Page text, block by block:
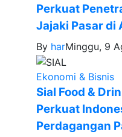
Perkuat
Jajaki Pasar di
By harMinggu, 9
Ekonomi & Bisnis
Sial Food &
Perkuat
Perdagangan